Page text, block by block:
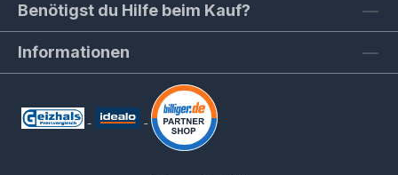
Benötigst du Hilfe beim Kauf?
Informationen